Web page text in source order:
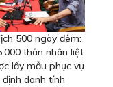
500 ngày đêm:
thân nhân liệt
lấy mẫu phục vụ
định danh tính